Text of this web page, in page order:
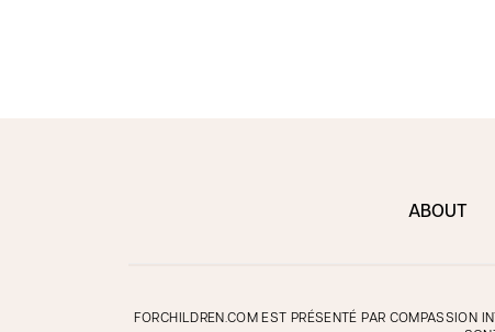
ABOUT
FORCHILDREN.COM EST PRÉSENTÉ PAR COMPASSION